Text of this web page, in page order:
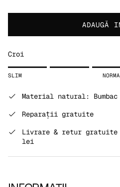
ADAUGĂ
Croi
Rating of 1 means SLIM.
Rating of 5 means OVERSIZED.
SLIM
Material natural: Bumbac
Reparații gratuite
Livrare & retur gratuite
lei